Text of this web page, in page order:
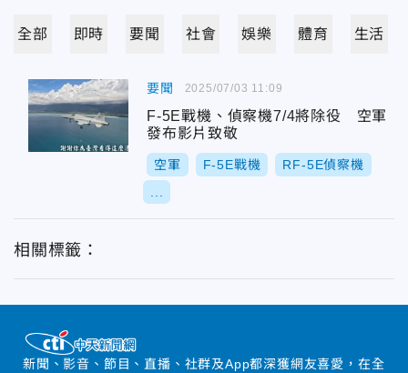
全部 即時 要聞 社會 娛樂 體育 生活
要聞
F-5E戰機、偵察機7/4將除役 空軍
發布影片致敬
空軍 F-5E戰機 RF-5E偵察機
2025/07/03 11:09
相關標籤：
新聞、影音、節目、直播、社群及App都深獲網友喜愛，在全